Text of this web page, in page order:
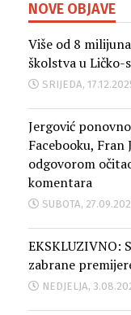
NOVE OBJAVE
Više od 8
školstva u Ličko-
SRIJEDA,
Jergović
Facebooku,
odgovorom
komentara
SUBOTA,
EKSKLUZIVNO:
zabrane
NEDJELJA,